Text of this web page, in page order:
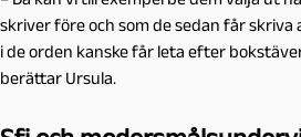
skriver före och som de sedan får skriva
i de orden kanske får leta efter
berättar Ursula.